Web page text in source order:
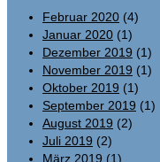
Februar 2020 (4)
Januar 2020 (1)
Dezember 2019 (1)
November 2019 (1)
Oktober 2019 (1)
September 2019 (1)
August 2019 (2)
Juli 2019 (2)
März 2019 (1)